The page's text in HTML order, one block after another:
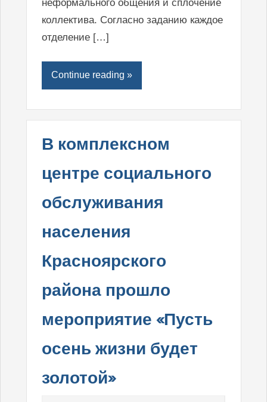
неформального общения и сплочение
коллектива. Согласно заданию каждое
отделение […]
Continue reading »
В комплексном
центре социального
обслуживания
населения
Красноярского
района прошло
мероприятие «Пусть
осень жизни будет
золотой»